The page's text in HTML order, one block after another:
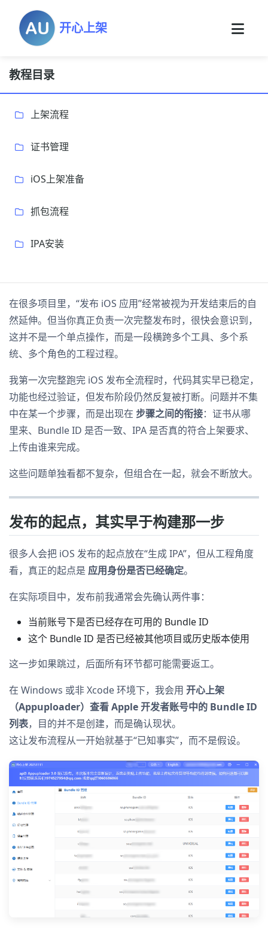
开心上架
教程目录
上架流程
证书管理
iOS上架准备
抓包流程
IPA安装
在很多项目里，“发布 iOS 应用”经常被视为开发结束后的自
然延伸。但当你真正负责一次完整发布时，很快会意识到，
这并不是一个单点操作，而是一段横跨多个工具、多个系
统、多个角色的工程过程。
我第一次完整跑完 iOS 发布全流程时，代码其实早已稳定，
功能也经过验证，但发布阶段仍然反复被打断。问题并不集
中在某一个步骤，而是出现在 步骤之间的衔接：证书从哪
里来、Bundle ID 是否一致、IPA 是否真的符合上架要求、
上传由谁来完成。
这些问题单独看都不复杂，但组合在一起，就会不断放大。
发布的起点，其实早于构建那一步
很多人会把 iOS 发布的起点放在“生成 IPA”，但从工程角度
看，真正的起点是 应用身份是否已经确定。
在实际项目中，发布前我通常会先确认两件事：
当前账号下是否已经存在可用的 Bundle ID
这个 Bundle ID 是否已经被其他项目或历史版本使用
这一步如果跳过，后面所有环节都可能需要返工。
在 Windows 或非 Xcode 环境下，我会用 开心上架
（Appuploader）查看 Apple 开发者账号中的 Bundle ID
列表，目的并不是创建，而是确认现状。
这让发布流程从一开始就基于“已知事实”，而不是假设。